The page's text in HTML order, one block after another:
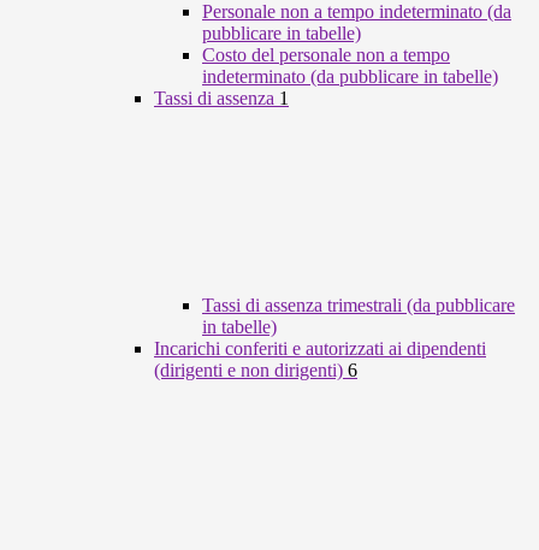
Personale non a tempo indeterminato (da
pubblicare in tabelle)
Costo del personale non a tempo
indeterminato (da pubblicare in tabelle)
Tassi di assenza 1
Tassi di assenza trimestrali (da pubblicare
in tabelle)
Incarichi conferiti e autorizzati ai dipendenti
(dirigenti e non dirigenti) 6